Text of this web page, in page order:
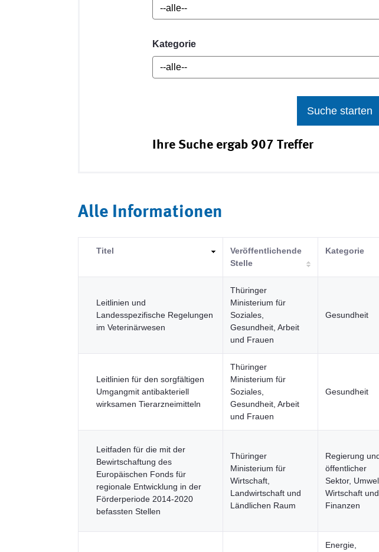
Kategorie
Suche starten
Ihre Suche ergab 907 Treffer
Alle Informationen
Titel
Veröffentlichende
Stelle
Kategorie
Leitlinien und
Landesspezifische Regelungen
im Veterinärwesen
Thüringer
Ministerium für
Soziales,
Gesundheit, Arbeit
und Frauen
Gesundheit
Leitlinien für den sorgfältigen
Umgangmit antibakteriell
wirksamen Tierarzneimitteln
Thüringer
Ministerium für
Soziales,
Gesundheit, Arbeit
und Frauen
Gesundheit
Leitfaden für die mit der
Bewirtschaftung des
Europäischen Fonds für
regionale Entwicklung in der
Förderperiode 2014-2020
befassten Stellen
Thüringer
Ministerium für
Wirtschaft,
Landwirtschaft und
Ländlichen Raum
Regierung
öffentlicher
Sektor,
Wirtschaft und
Finanzen
Energie,